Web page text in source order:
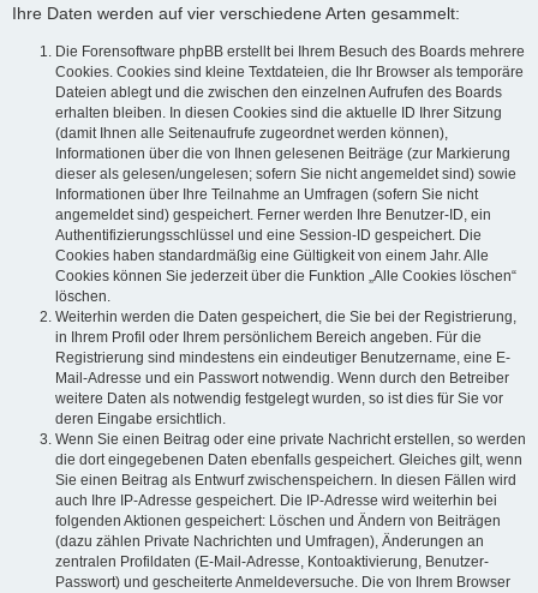
Ihre Daten werden auf vier verschiedene Arten gesammelt:
Die Forensoftware phpBB erstellt bei Ihrem Besuch des Boards mehrere
Cookies. Cookies sind kleine Textdateien, die Ihr Browser als temporäre
Dateien ablegt und die zwischen den einzelnen Aufrufen des Boards
erhalten bleiben. In diesen Cookies sind die aktuelle ID Ihrer Sitzung
(damit Ihnen alle Seitenaufrufe zugeordnet werden können),
Informationen über die von Ihnen gelesenen Beiträge (zur Markierung
dieser als gelesen/ungelesen; sofern Sie nicht angemeldet sind) sowie
Informationen über Ihre Teilnahme an Umfragen (sofern Sie nicht
angemeldet sind) gespeichert. Ferner werden Ihre Benutzer-ID, ein
Authentifizierungsschlüssel und eine Session-ID gespeichert. Die
Cookies haben standardmäßig eine Gültigkeit von einem Jahr. Alle
Cookies können Sie jederzeit über die Funktion „Alle Cookies löschen“
löschen.
Weiterhin werden die Daten gespeichert, die Sie bei der Registrierung,
in Ihrem Profil oder Ihrem persönlichem Bereich angeben. Für die
Registrierung sind mindestens ein eindeutiger Benutzername, eine E-
Mail-Adresse und ein Passwort notwendig. Wenn durch den Betreiber
weitere Daten als notwendig festgelegt wurden, so ist dies für Sie vor
deren Eingabe ersichtlich.
Wenn Sie einen Beitrag oder eine private Nachricht erstellen, so werden
die dort eingegebenen Daten ebenfalls gespeichert. Gleiches gilt, wenn
Sie einen Beitrag als Entwurf zwischenspeichern. In diesen Fällen wird
auch Ihre IP-Adresse gespeichert. Die IP-Adresse wird weiterhin bei
folgenden Aktionen gespeichert: Löschen und Ändern von Beiträgen
(dazu zählen Private Nachrichten und Umfragen), Änderungen an
zentralen Profildaten (E-Mail-Adresse, Kontoaktivierung, Benutzer-
Passwort) und gescheiterte Anmeldeversuche. Die von Ihrem Browser